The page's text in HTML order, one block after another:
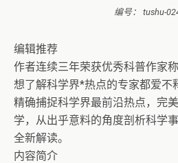
编号： tushu-
编辑推荐
作者连续三年荣获优秀科普作家称
想了解科学界*热点的专家都爱不
精确捕捉科学界最前沿热点，完
学，从出乎意料的角度剖析科学
全新解读。
内容简介